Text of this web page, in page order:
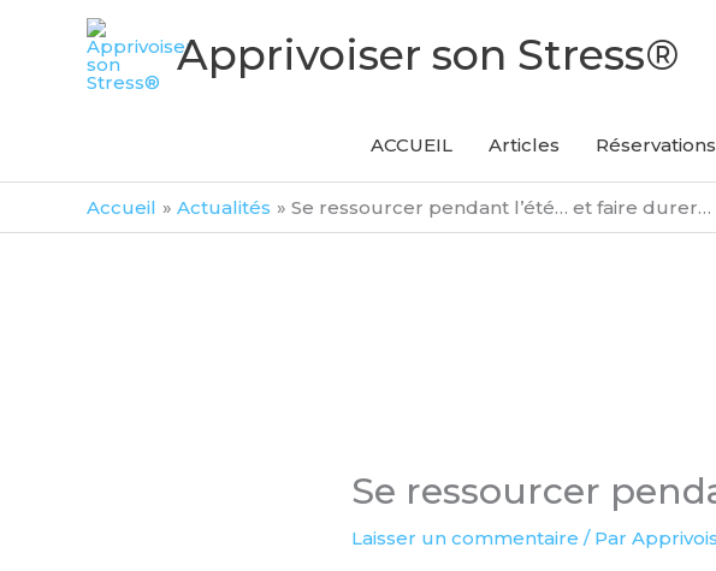
Apprivoiser son Stress®
ACCUEIL Articles Réservations
Accueil Actualités Se ressourcer pendant l’été… et faire durer…
Se ressourcer
Laisser un commentaire / Par